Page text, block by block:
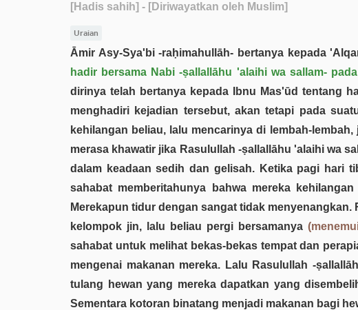
[Hadis sahih] - [Diriwayatkan oleh Muslim]
Uraian
Āmir Asy-Sya'bi -raḥimahullāh- bertanya kepada
hadir bersama Nabi -ṣallallāhu 'alaihi wa sallam-
dirinya telah bertanya kepada Ibnu Mas'ūd tentang
menghadiri kejadian tersebut, akan tetapi pada
kehilangan beliau, lalu mencarinya di lembah-
merasa khawatir jika Rasulullah -ṣallallāhu 'alaihi wa
dalam keadaan sedih dan gelisah. Ketika pagi hari
sahabat memberitahunya bahwa mereka
Merekapun tidur dengan sangat tidak
kelompok jin, lalu beliau pergi bersamanya
sahabat untuk melihat bekas-bekas tempat dan
mengenai makanan mereka. Lalu Rasulullah -
tulang hewan yang mereka dapatkan yang
Sementara kotoran binatang menjadi makanan bagi